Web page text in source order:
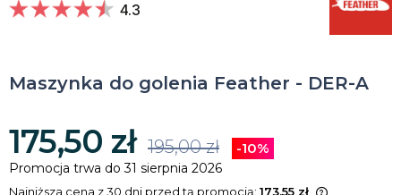
Maszynka do golenia Feather - DER-A
4.3
175,50 zł 195,00 zł -10%
Promocja trwa do 31 sierpnia 2026
Najniższa cena z 30 dni przed tą promocją: 173,55 zł